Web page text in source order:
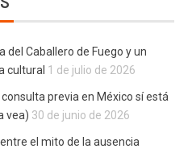
del Caballero de Fuego y un
cultural 1 de julio de 2026
previa en México sí está
vea) 30 de junio de 2026
el mito de la ausencia